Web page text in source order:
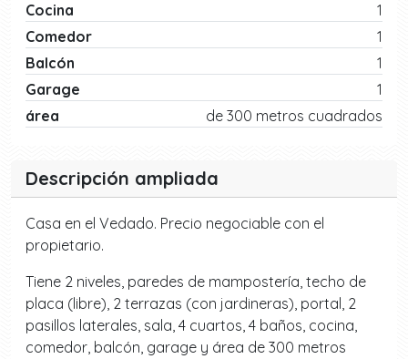
Cocina
1
Comedor
1
Balcón
1
Garage
1
área
de 300 metros cuadrados
Descripción ampliada
Casa en el Vedado. Precio negociable con el
propietario.
Tiene 2 niveles, paredes de mampostería, techo de
placa (libre), 2 terrazas (con jardineras), portal, 2
pasillos laterales, sala, 4 cuartos, 4 baños, cocina,
comedor, balcón, garage y área de 300 metros